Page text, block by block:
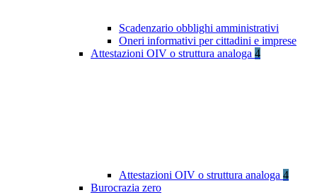
Scadenzario obblighi amministrativi
Oneri informativi per cittadini e imprese
Attestazioni OIV o struttura analoga 4
Attestazioni OIV o struttura analoga 4
Burocrazia zero